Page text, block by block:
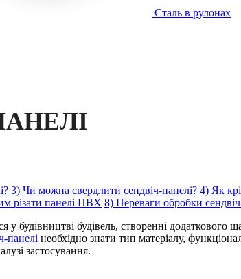
Сталь в рулонах
3) Чи можна свердлити сендвіч-панелі? 4) Як
різати панелі ПВХ 8) Переваги обробки
будівництві будівель, створенні додаткового
панелі необхідно знати тип матеріалу,
застосування.